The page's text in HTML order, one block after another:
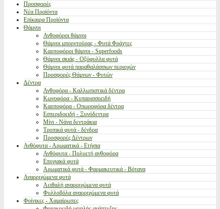
Προσφορές
Νέα Προϊόντα
Επίκαιρα Προϊόντα
Θάμνοι
Ανθοφόροι θάμνοι
Θάμνοι μπορντούρας - Φυτά Φράχτες
Καρποφόροι θάμνοι - Superfoods
Θάμνοι σκιάς - Οξύφυλλα φυτά
Θάμνοι φυτά παραθαλάσσιων περιοχών
Προσφορές Θάμνων - Φυτών
Δέντρα
Ανθοφόρα - Καλλωπιστικά δέντρα
Κωνοφόρα - Κυπαρισσοειδή
Καρποφόρα - Οπωροφόρα δέντρα
Εσπεριδοειδή - Ξυνόδεντρα
Μίνι - Νάνα δεντράκια
Τροπικά φυτά - δένδρα
Προσφορές Δέντρων
Ανθόφυτα - Αρωματικά - Ετήσια
Ανθόφυτα - Πολυετή ανθοφόρα
Εποχιακά φυτά
Αρωματικά φυτά - Φαρμακευτικά - Βότανα
Αναρριχώμενα φυτά
Αειθαλή αναρριχώμενα φυτά
Φυλλοβόλα αναρριχώμενα φυτά
Φοίνικες - Χαμαίρωπες